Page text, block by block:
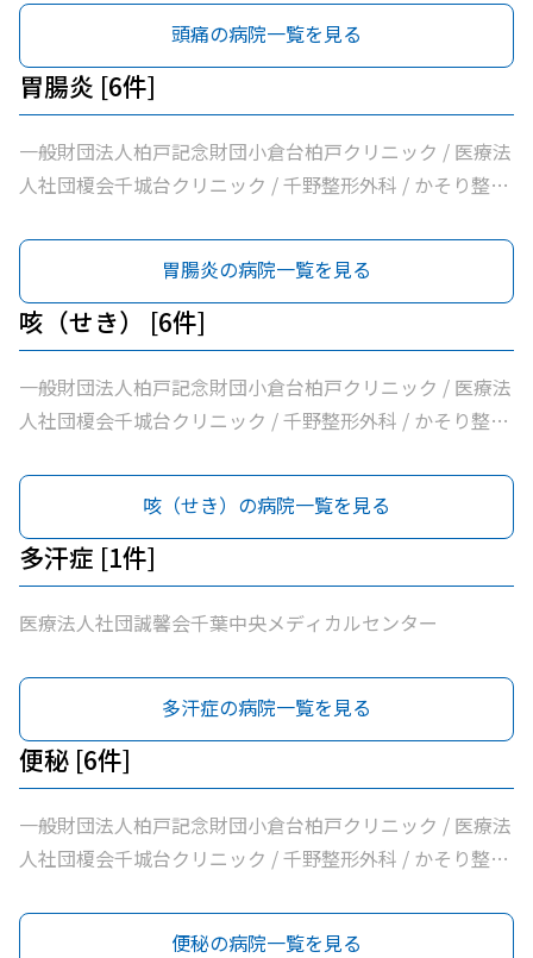
千葉市桜木園
頭痛の病院一覧を見る
胃腸炎 [6件]
一般財団法人柏戸記念財団小倉台柏戸クリニック / 医療法
人社団榎会千城台クリニック / 千野整形外科 / かそり整形
千葉市桜木園
胃腸炎の病院一覧を見る
咳（せき） [6件]
一般財団法人柏戸記念財団小倉台柏戸クリニック / 医療法
人社団榎会千城台クリニック / 千野整形外科 / かそり整形
千葉市桜木園
咳（せき）の病院一覧を見る
多汗症 [1件]
医療法人社団誠馨会千葉中央メディカルセンター
多汗症の病院一覧を見る
便秘 [6件]
一般財団法人柏戸記念財団小倉台柏戸クリニック / 医療法
人社団榎会千城台クリニック / 千野整形外科 / かそり整形
千葉市桜木園
便秘の病院一覧を見る